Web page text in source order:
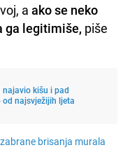
a ako se neko
ga legitimiše, piše
kišu i pad
najsvježijih ljeta
brisanja murala